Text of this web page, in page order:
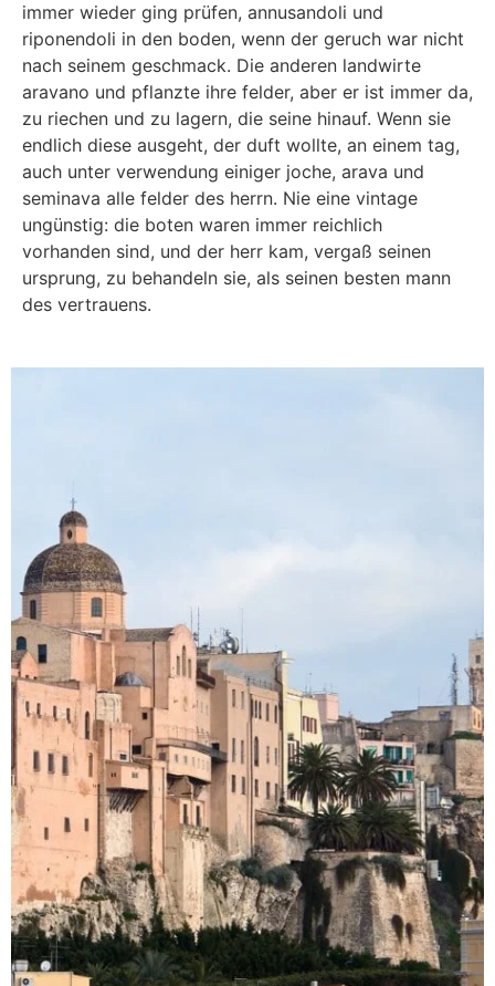
immer wieder ging prüfen, annusandoli und
riponendoli in den boden, wenn der geruch war nicht
nach seinem geschmack. Die anderen landwirte
aravano und pflanzte ihre felder, aber er ist immer da,
zu riechen und zu lagern, die seine hinauf. Wenn sie
endlich diese ausgeht, der duft wollte, an einem tag,
auch unter verwendung einiger joche, arava und
seminava alle felder des herrn. Nie eine vintage
ungünstig: die boten waren immer reichlich
vorhanden sind, und der herr kam, vergaß seinen
ursprung, zu behandeln sie, als seinen besten mann
des vertrauens.